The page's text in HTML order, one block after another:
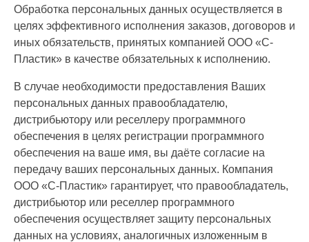
Обработка персональных данных осуществляется в
целях эффективного исполнения заказов, договоров и
иных обязательств, принятых компанией ООО «С-
Пластик» в качестве обязательных к исполнению.
В случае необходимости предоставления Ваших
персональных данных правообладателю,
дистрибьютору или реселлеру программного
обеспечения в целях регистрации программного
обеспечения на ваше имя, вы даёте согласие на
передачу ваших персональных данных. Компания
ООО «С-Пластик» гарантирует, что правообладатель,
дистрибьютор или реселлер программного
обеспечения осуществляет защиту персональных
данных на условиях, аналогичных изложенным в